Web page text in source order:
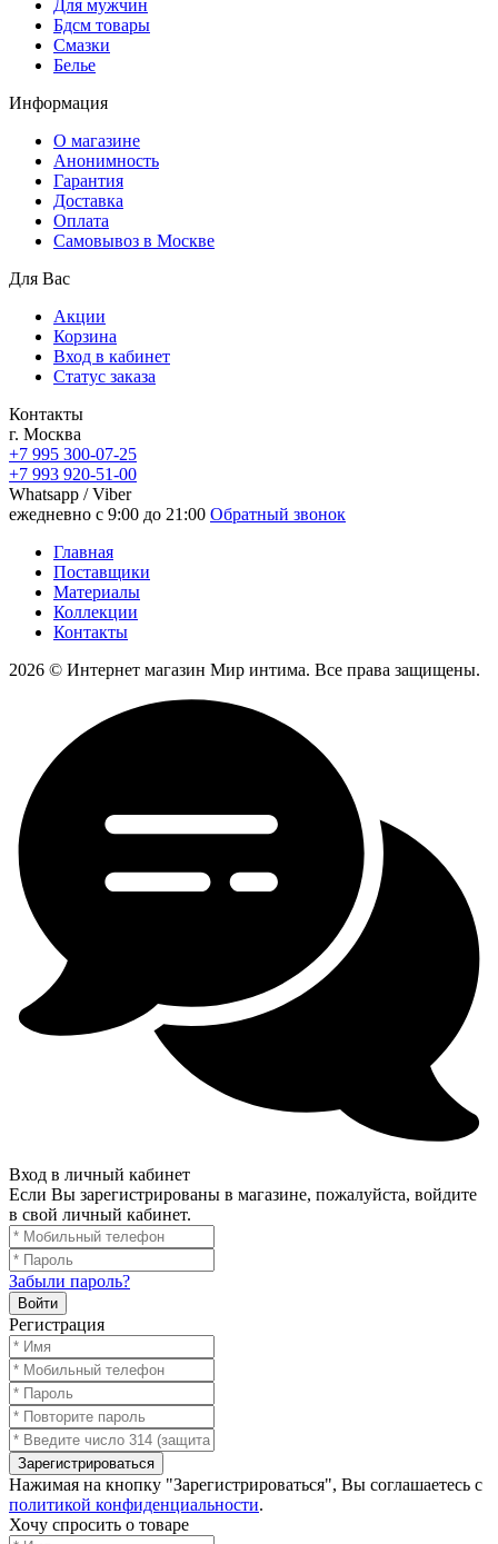
Для мужчин
Бдсм товары
Смазки
Белье
Информация
О магазине
Анонимность
Гарантия
Доставка
Oплата
Самовывоз в Москве
Для Вас
Акции
Корзина
Вход в кабинет
Статус заказа
Контакты
г. Москва
+7 995 300-07-25
+7 993 920-51-00
Whatsapp / Viber
ежедневно с 9:00 до 21:00 Обратный звонок
Главная
Поставщики
Материалы
Коллекции
Контакты
2026 © Интернет магазин Мир интима. Все права защищены.
Вход в личный кабинет
Если Вы зарегистрированы в магазине, пожалуйста, войдите
в свой личный кабинет.
Забыли пароль?
Войти
Регистрация
Зарегистрироваться
Нажимая на кнопку "Зарегистрироваться", Вы соглашаетесь с
политикой конфиденциальности.
Хочу спросить о товаре